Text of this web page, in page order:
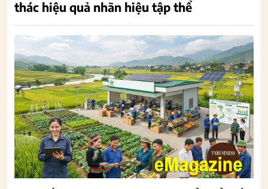
thác hiệu quả nhãn hiệu tập thể